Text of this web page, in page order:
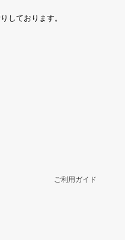
しております。
ご利用ガイド